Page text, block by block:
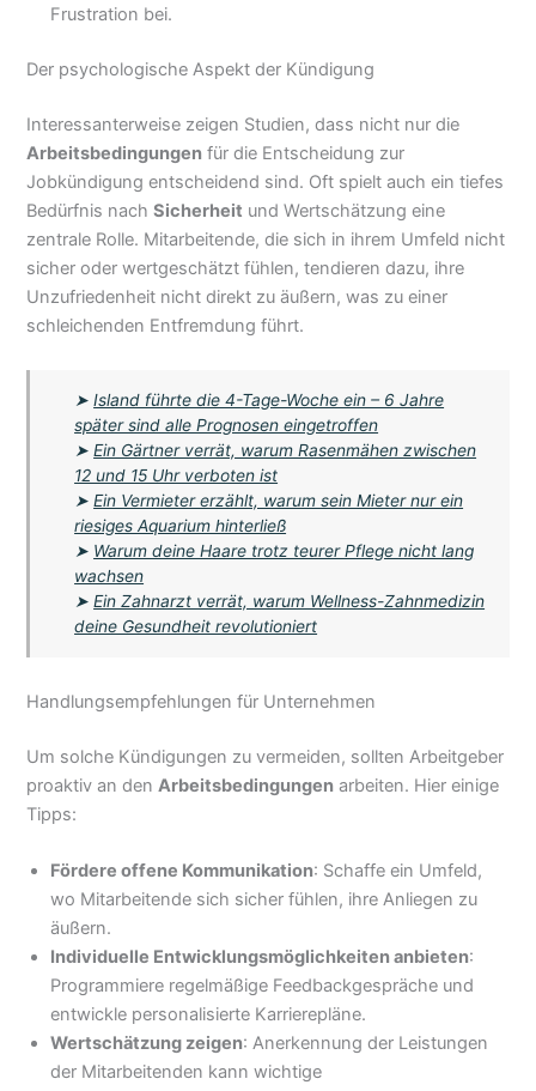
Frustration bei.
Der psychologische Aspekt der Kündigung
Interessanterweise zeigen Studien, dass nicht nur die
Arbeitsbedingungen für die Entscheidung zur
Jobkündigung entscheidend sind. Oft spielt auch ein tiefes
Bedürfnis nachSicherheit und Wertschätzung eine
zentrale Rolle. Mitarbeitende, die sich in ihrem Umfeld nicht
sicher oder wertgeschätzt fühlen, tendieren dazu, ihre
Unzufriedenheit nicht direkt zu äußern, was zu einer
schleichenden Entfremdung führt.
➤Island führte die 4-Tage-Woche ein – 6 Jahre
später sind alle Prognosen eingetroffen
➤Ein Gärtner verrät, warum Rasenmähen zwischen
12 und 15 Uhr verboten ist
➤Ein Vermieter erzählt, warum sein Mieter nur ein
riesiges Aquarium hinterließ
➤ Warum deine Haare trotz teurer Pflege nicht lang
wachsen
➤Ein Zahnarzt verrät, warum Wellness-Zahnmedizin
deine Gesundheit revolutioniert
Handlungsempfehlungen für Unternehmen
Um solche Kündigungen zu vermeiden, sollten Arbeitgeber
proaktiv an denArbeitsbedingungen arbeiten. Hier einige
Tipps:
Fördere offene Kommunikation: Schaffe ein Umfeld,
wo Mitarbeitende sich sicher fühlen, ihre Anliegen zu
äußern.
Individuelle Entwicklungsmöglichkeiten anbieten:
Programmiere regelmäßige Feedbackgespräche und
entwickle personalisierte Karrierepläne.
Wertschätzung zeigen: Anerkennung der Leistungen
der Mitarbeitenden kann wichtige